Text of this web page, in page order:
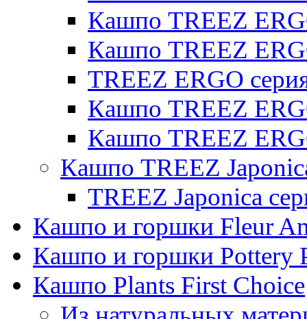
Кашпо TREEZ
Кашпо TREEZ
TREEZ ERGO
Кашпо TREEZ
Кашпо TREEZ
Кашпо TREEZ
TREEZ Japonica
Кашпо и горшки Fleur
Кашпо и горшки Pottery
Кашпо Plants First Choice